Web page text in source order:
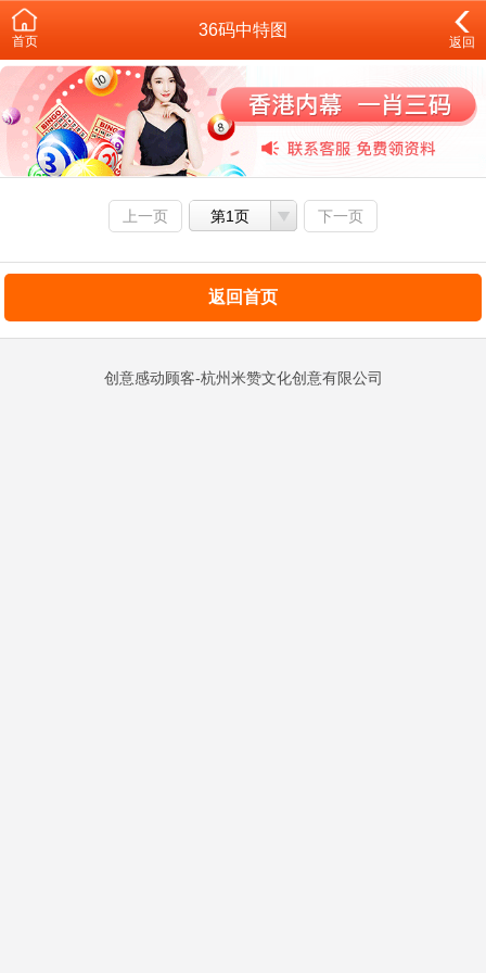
首页
36码中特图
返回
上一页 第1页 下一页
返回首页
创意感动顾客-杭州米赞文化创意有限公司